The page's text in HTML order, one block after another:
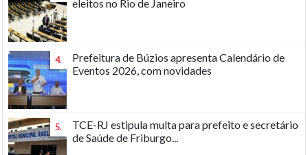
eleitos no Rio de Janeiro
4.
Prefeitura de Búzios apresenta Calendário de
Eventos 2026, com novidades
5.
TCE-RJ estipula multa para prefeito e secretário
de Saúde de Friburgo...